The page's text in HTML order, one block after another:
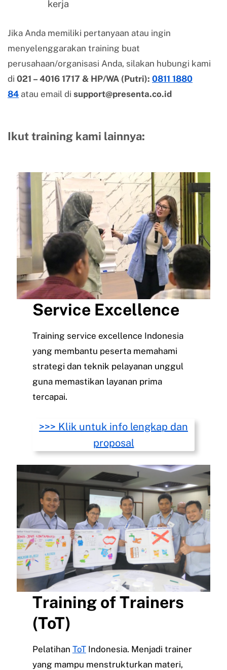
kerja
Jika Anda memiliki pertanyaan atau ingin
menyelenggarakan training buat
perusahaan/organisasi Anda, silakan hubungi kami
di 021 – 4016 1717 & HP/WA (Putri): 0811 1880
84 atau email di support@presenta.co.id
Ikut training kami lainnya:
Service Excellence
Training service excellence Indonesia
yang membantu peserta memahami
strategi dan teknik pelayanan unggul
guna memastikan layanan prima
tercapai.
>>> Klik untuk info lengkap dan
proposal
Training of Trainers
(ToT)
Pelatihan ToTIndonesia. Menjadi trainer
yang mampu menstrukturkan materi,